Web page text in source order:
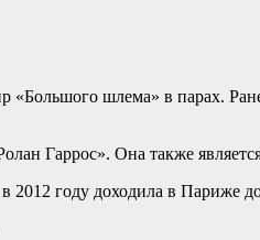
«Большого шлема» в парах.
Гаррос». Она также
2012 году доходила в Париже